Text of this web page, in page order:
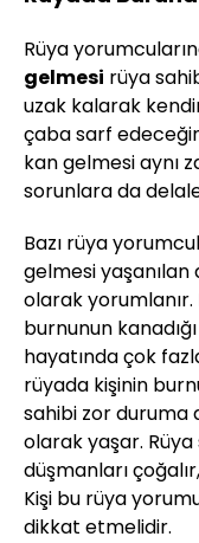
Rüya
gelmesi rüya
uzak kalarak
çaba sarf
kan gelmesi aynı
sorunlara da
Bazı rüya
gelmesi yaşanılan
olarak yorumlanır.
burnunun
hayatında çok
rüyada kişinin
sahibi zor duruma
olarak yaşar.
düşmanları
Kişi bu rüya
dikkat etmelidir.